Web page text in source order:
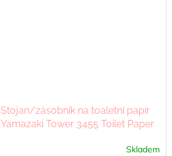
Stojan/zásobník na toaletní papír
Yamazaki Tower 3455 Toilet Paper
Skladem